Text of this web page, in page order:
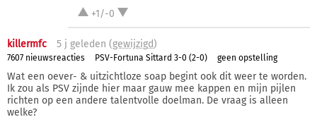
+1/-0
killermfc 5 j geleden (gewijzigd)
7607 nieuwsreacties PSV-Fortuna Sittard 3-0 (2-0) geen opstelling
Wat een oever- & uitzichtloze soap begint ook dit weer te worden.
Ik zou als PSV zijnde hier maar gauw mee kappen en mijn pijlen
richten op een andere talentvolle doelman. De vraag is alleen
welke?